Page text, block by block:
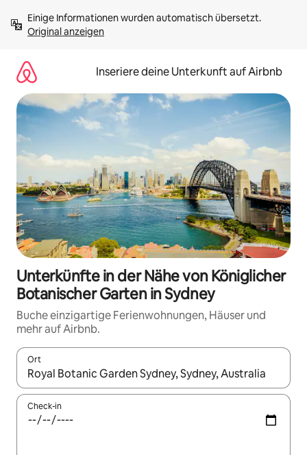
Inhalten
springenOriginal anzeigen
Inseriere deine Unterkunft auf Airbnb
Unterkünfte in der Nähe von Königlicher
Botanischer Garten in Sydney
Buche einzigartige Ferienwohnungen, Häuser und
mehr auf Airbnb.
Ort
Wenn Ergebnisse verfügbar sind, navigiere mit den
Check-in